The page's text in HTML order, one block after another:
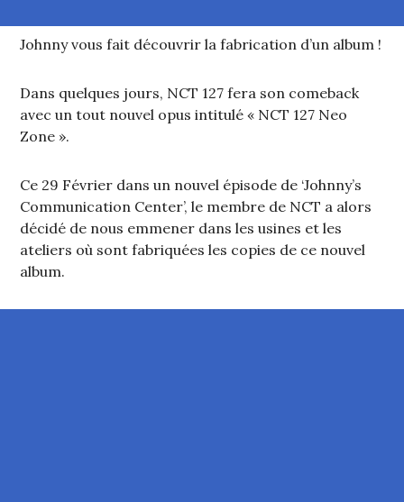
Johnny vous fait découvrir la fabrication d’un album !
Dans quelques jours, NCT 127 fera son comeback
avec un tout nouvel opus intitulé « NCT 127 Neo
Zone ».
Ce 29 Février dans un nouvel épisode de ‘Johnny’s
Communication Center’, le membre de NCT a alors
décidé de nous emmener dans les usines et les
ateliers où sont fabriquées les copies de ce nouvel
album.